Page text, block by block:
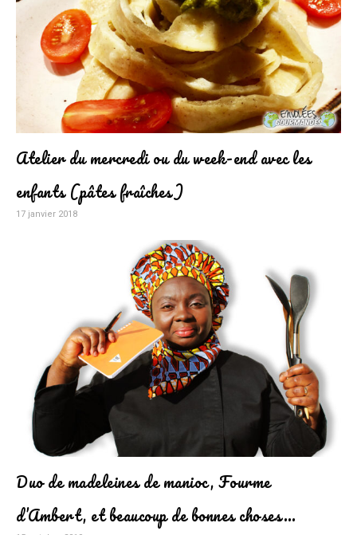
Atelier du mercredi ou du week-end avec les
enfants (pâtes fraîches)
17 janvier 2018
Duo de madeleines de manioc, Fourme
d’Ambert, et beaucoup de bonnes choses…